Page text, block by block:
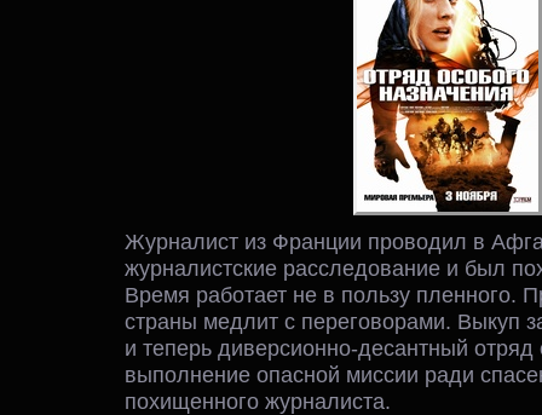
Журналист из Франции проводил в
журналистские расследование и был
Время работает не в пользу пленного.
страны медлит с переговорами. Выкуп
и теперь диверсионно-десантный отряд
выполнение опасной миссии ради
похищенного журналиста.